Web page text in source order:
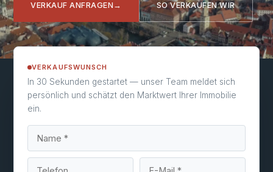
VERKAUF ANFRAGEN → SO VERKAUFEN WIR
VERKAUFSWUNSCH
In 30 Sekunden gestartet — unser Team meldet sich
persönlich und schätzt den Marktwert Ihrer Immobilie
ein.